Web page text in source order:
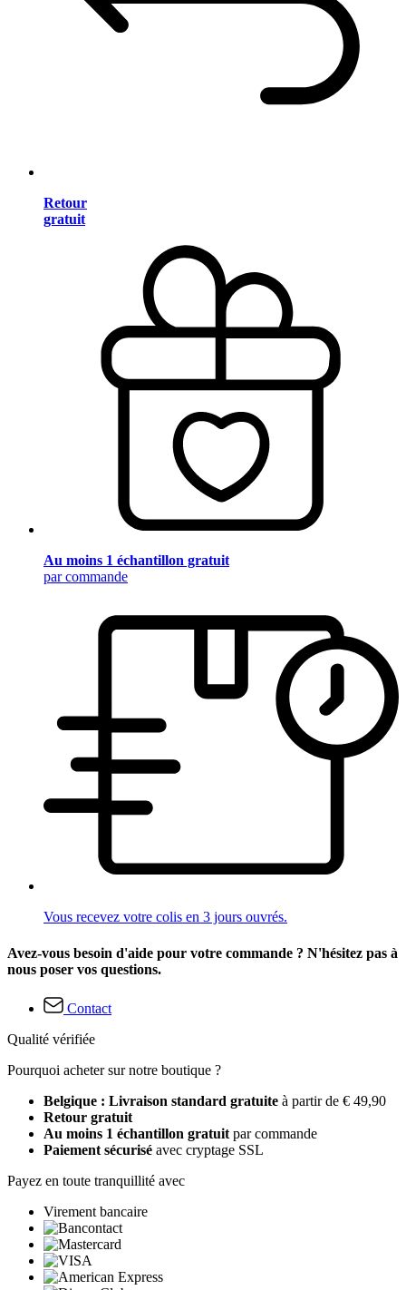
Retour
gratuit
Au moins 1 échantillon gratuit
par commande
Vous recevez votre colis en 3 jours ouvrés.
Avez-vous besoin d'aide pour votre commande ? N'hésitez pas à
nous poser vos questions.
Contact
Qualité vérifiée
Pourquoi acheter sur notre boutique ?
Belgique : Livraison standard gratuite à partir de € 49,90
Retour gratuit
Au moins 1 échantillon gratuit par commande
Paiement sécurisé avec cryptage SSL
Payez en toute tranquillité avec
Virement bancaire